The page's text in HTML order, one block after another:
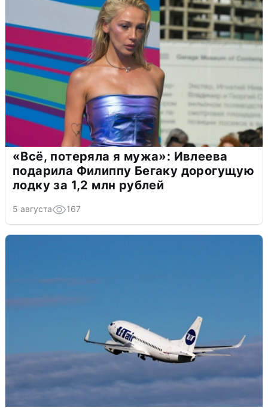
«Всё, потеряла я мужа»: Ивлеева
подарила Филиппу Бегаку дорогущую
лодку за 1,2 млн рублей
5 августа 167